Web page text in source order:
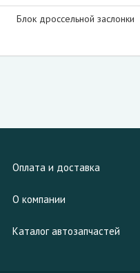
Блок дроссельной заслонки
Оплата и доставка
О компании
Каталог автозапчастей